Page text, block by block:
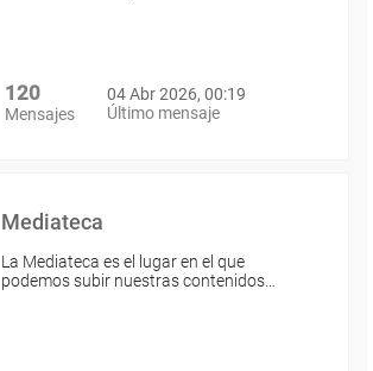
120
Mensajes
04 Abr 2026, 00:19
Último mensaje
Mediateca
La Mediateca es el lugar en el que
podemos subir nuestras contenidos…